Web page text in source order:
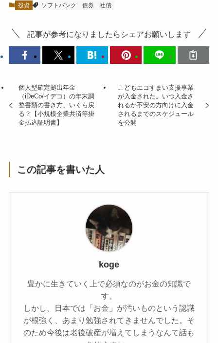
投資 ソフトバンク 債券 社債
記事が参考になりましたらシェアお願いします
個人型確定拠出年金
（iDeCo/イデコ）の年末調
整書類の書き方、いくら戻
る？【小規模企業共済等掛
金払込証明書】
こどもエコすまい支援事業
が入金された。いつ入金さ
れるか不安の方向けに入金
されるまでのスケジュール
を公開
この記事を書いた人
koge
豊かに生きていく上で必須なのがお金の知識で
す。
しかし、日本では「お金」が汚いものという認識
が根強く、あまり勉強されてきませんでした。そ
のため今後は老後破産が増えてしまうなんて話も